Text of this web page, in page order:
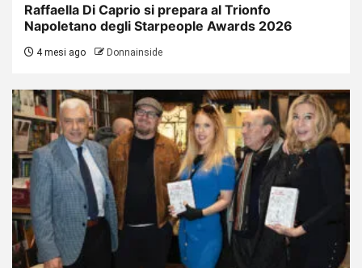
Raffaella Di Caprio si prepara al Trionfo
Napoletano degli Starpeople Awards 2026
4 mesi ago Donnainside